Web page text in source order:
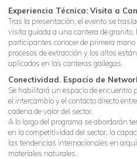
Experiencia Técnica: Visita a
Tras la presentación, el evento se
visita guiada a una cantera de granito.
participantes conocer de primera
procesos de extracción y los altos
aplicados en las canteras gallegas.
Conectividad. Espacio de
Se habilitará un espacio de encuentro
el intercambio y el contacto directo
cadena de valor del sector.
A lo largo del programa se abordarán
en la competitividad del sector, la
las tendencias internacionales en
materiales naturales.